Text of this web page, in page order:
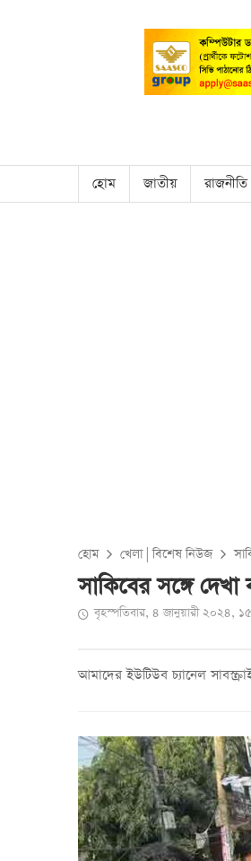
হোম জাতীয় রাজনীতি
হোম খেলা|বিশেষ নিউজ
সাকিবের সঙ্গে
বৃহস্পতিবার, ৪ জানুয়ারী ২০২৪,
আমাদের ইউটিউব চ্যানেল